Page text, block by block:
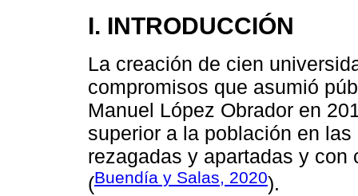
I. INTRODUCCIÓN
La creación de cien
compromisos que asumió
Manuel López Obrador en
superior a la población en
rezagadas y apartadas y
(Buendía y Salas, 2020).